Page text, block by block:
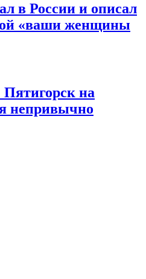
в России и описал
«ваши женщины
Пятигорск на
непривычно